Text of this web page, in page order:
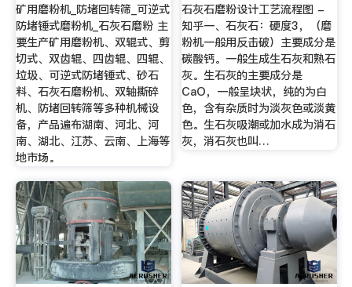
矿用磨粉机_防堵回转筛_可逆式
防堵锤式磨粉机_石灰石磨粉 主
要生产矿用磨粉机、双辊式、剪
切式、双齿辊、四齿辊、四辊、
垃圾、可逆式防堵锤式、砂石
料、石灰石磨粉机、双轴撕碎
机、防堵回转筛等多种机械设
备，产品遍布湖南、河北、河
南、湖北、江苏、云南、上海等
地市场。
石灰石磨粉设计工艺流程图 -
知乎一、石灰石：硬度3，（磨
粉机一般用反击破）主要成分是
碳酸钙。一般生成生石灰和熟石
灰。生石灰的主要成分是
CaO，一般呈块状，纯的为白
色，含有杂质时为淡灰色或淡黄
色。生石灰吸潮或加水成为消石
灰，消石灰也叫…